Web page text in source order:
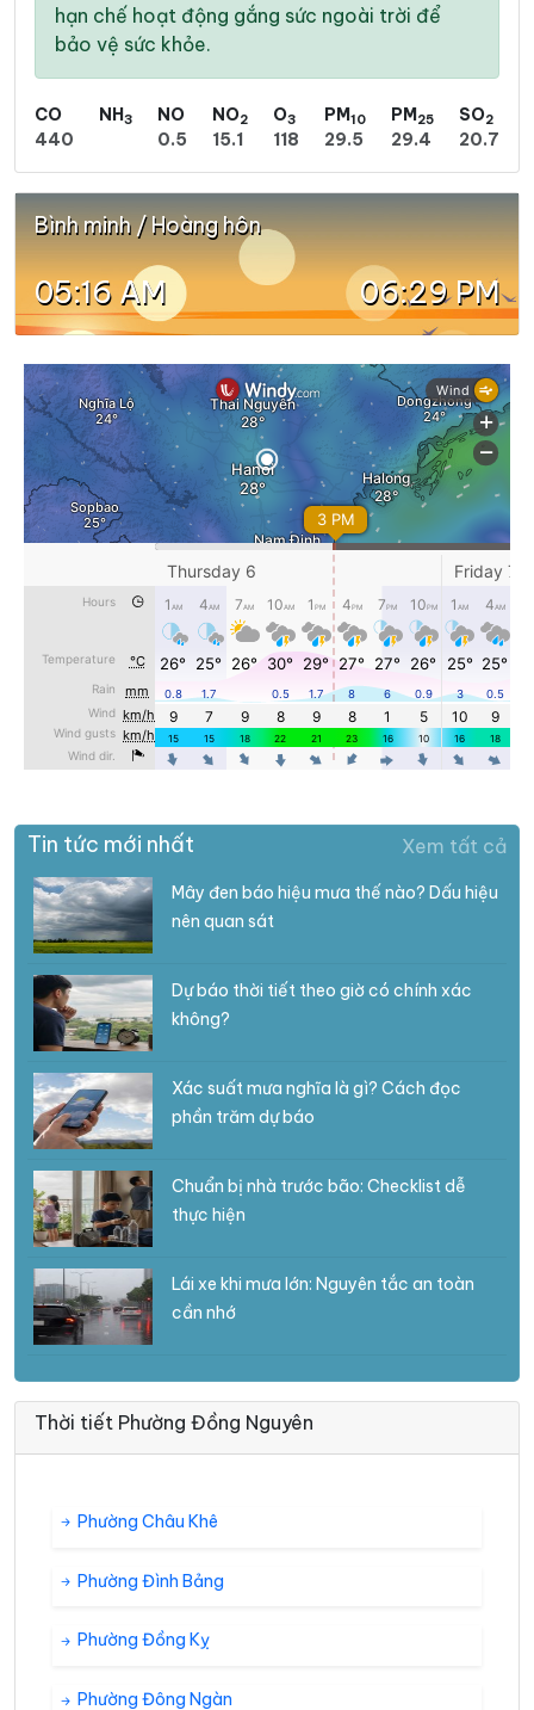
hạn chế hoạt động gắng sức ngoài trời để
bảo vệ sức khỏe.
CO
440
NH3
NO
0.5
NO2
15.1
O3
118
PM10
29.5
PM25
29.4
SO2
20.7
Bình minh / Hoàng hôn
05:16 AM 06:29 PM
Tin tức mới nhất Xem tất cả
Mây đen báo hiệu mưa thế nào? Dấu hiệu
nên quan sát
Dự báo thời tiết theo giờ có chính xác
không?
Xác suất mưa nghĩa là gì? Cách đọc
phần trăm dự báo
Chuẩn bị nhà trước bão: Checklist dễ
thực hiện
Lái xe khi mưa lớn: Nguyên tắc an toàn
cần nhớ
Thời tiết Phường Đồng Nguyên
Phường Châu Khê
Phường Đình Bảng
Phường Đồng Kỵ
Phường Đông Ngàn